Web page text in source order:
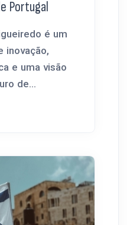
Portugal
é um
inovação,
e uma visão
de...